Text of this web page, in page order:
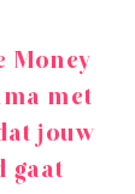
Money
met
jouw
gaat